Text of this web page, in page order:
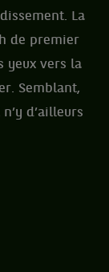
La
de premier
yeux vers la
Semblant,
d’ailleurs